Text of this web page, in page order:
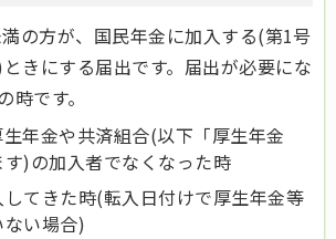
の方が、国民年金に加入する(第1号
きにする届出です。届出が必要にな
時です。
年金や共済組合(以下「厚生年金
)の加入者でなくなった時
てきた時(転入日付けで厚生年金等
い場合)